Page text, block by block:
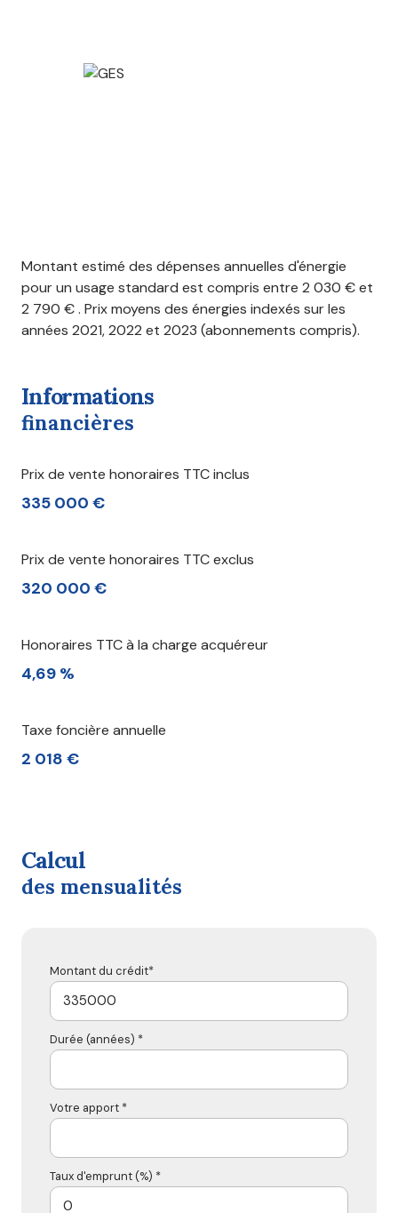
Montant estimé des dépenses annuelles d'énergie
pour un usage standard est compris entre 2 030 € et
2 790 € . Prix moyens des énergies indexés sur les
années 2021, 2022 et 2023 (abonnements compris).
informations
financières
Prix de vente honoraires TTC inclus
335 000 €
Prix de vente honoraires TTC exclus
320 000 €
Honoraires TTC à la charge acquéreur
4,69 %
Taxe foncière annuelle
2 018 €
calcul
des mensualités
Montant du crédit*
Durée (années) *
Votre apport *
Taux d'emprunt (%) *